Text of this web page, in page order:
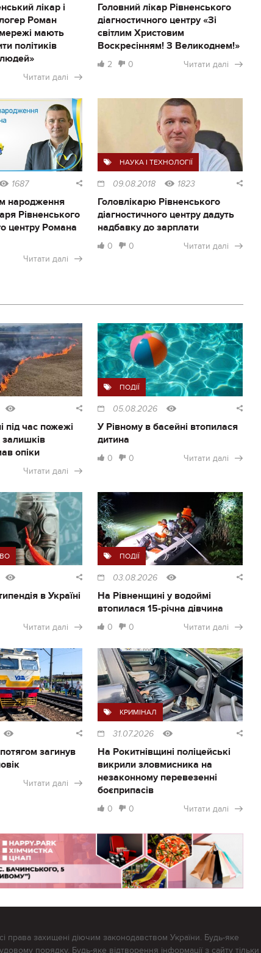
лікар і
Роман
мають
політиків
Читати далі
Головний лікар Рівненського
діагностичного центру «Зі
світлим Христовим
Воскресінням! З Великоднем!»
2 0 Читати далі
1687
народження
Рівненського
центру Романа
Читати далі
НАУКА І ТЕХНОЛОГІЇ
09.08.2018 1823
Головлікарю Рівненського
діагностичного центру дадуть
надбавку до зарплати
0 0 Читати далі
під час пожежі
залишків
опіки
Читати далі
ПОДІЇ
05.08.2026
У Рівному в басейні втопилася
дитина
0 0 Читати далі
в Україні
Читати далі
ПОДІЇ
03.08.2026
На Рівненщині у водоймі
втопилася 15-річна дівчина
0 0 Читати далі
загинув
Читати далі
КРИМІНАЛ
31.07.2026
На Рокитнівщині поліцейські
викрили зловмисника на
незаконному перевезенні
боєприпасів
0 0 Читати далі
права захищені діючим законодавством України. Будь-яке
порядку. Будь-яке відтворення інформації з сайту тільки